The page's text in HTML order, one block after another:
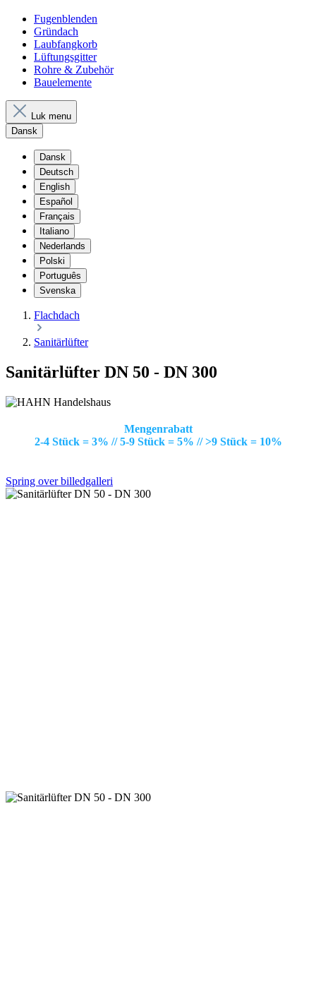
Fugenblenden
Gründach
Laubfangkorb
Lüftungsgitter
Rohre & Zubehör
Bauelemente
Luk menu
Dansk
Dansk
Deutsch
English
Español
Français
Italiano
Nederlands
Polski
Português
Svenska
Flachdach
Sanitärlüfter
Sanitärlüfter DN 50 - DN 300
Mengenrabatt
2-4 Stück = 3% // 5-9 Stück = 5% // >9 Stück = 10%
Spring over billedgalleri